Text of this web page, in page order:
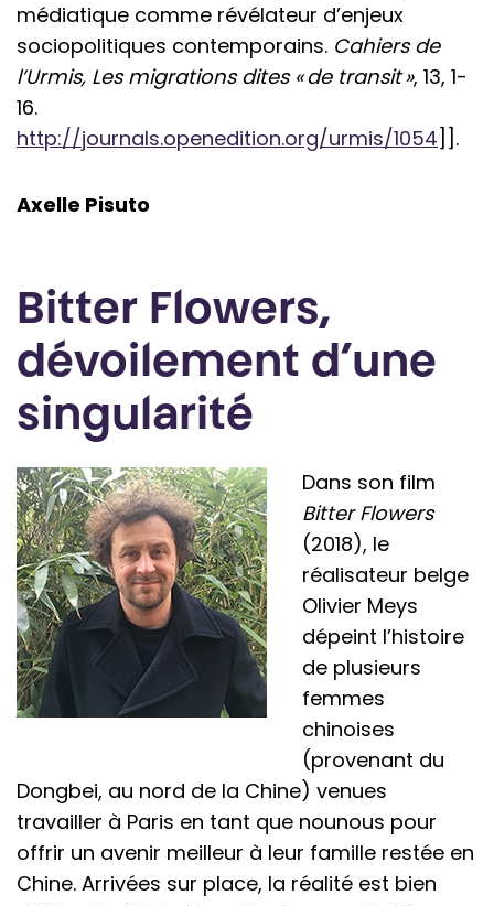
médiatique comme révélateur d’enjeux
sociopolitiques contemporains. Cahiers de
l’Urmis, Les migrations dites « de transit », 13, 1-
16.
http://journals.openedition.org/urmis/1054 ]].
Axelle Pisuto
Bitter Flowers,
dévoilement d’une
singularité
Dans son film
Bitter Flowers
(2018), le
réalisateur belge
Olivier Meys
dépeint l’histoire
de plusieurs
femmes
chinoises
(provenant du
Dongbei, au nord de la Chine) venues
travailler à Paris en tant que nounous pour
offrir un avenir meilleur à leur famille restée en
Chine. Arrivées sur place, la réalité est bien